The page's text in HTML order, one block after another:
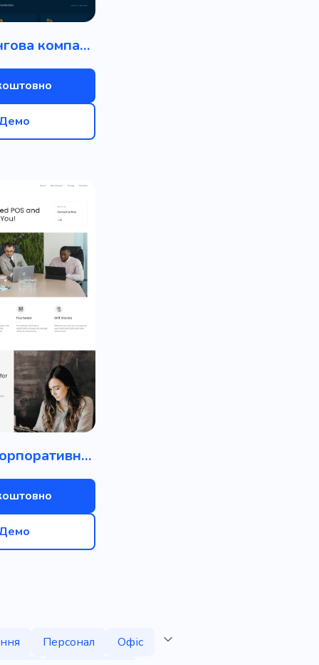
Інжинірингова компанія
Бізнес / Корпоративний
Персонал
Офіс